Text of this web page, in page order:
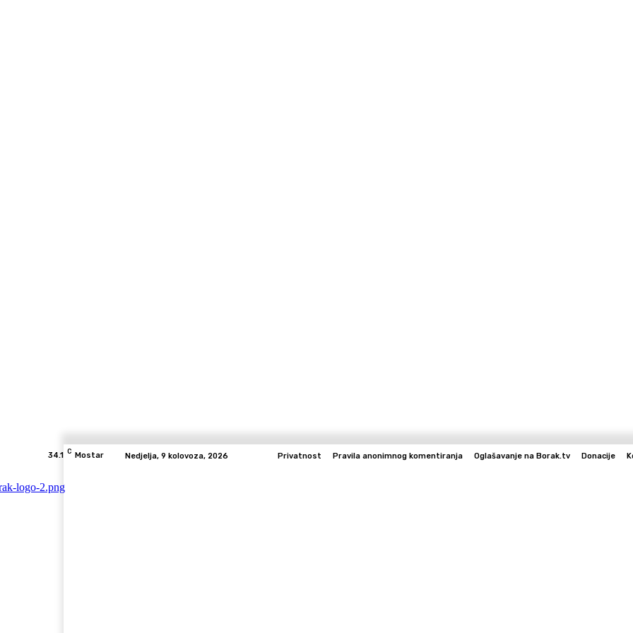
34.1 C Mostar Nedjelja, 9 kolovoza, 2026 Privatnost Pravila anonimnog komentiranja Oglašavanje na Borak.tv Donacije